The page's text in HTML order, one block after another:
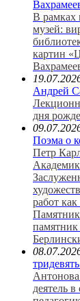
В рамках
музей:
картин
Андрей
дня
Поэма о
Петр
работ
деятель